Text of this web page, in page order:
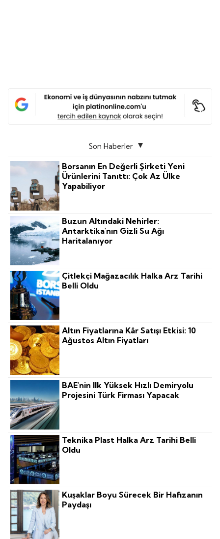
Son Haberler
Borsanın En Değerli Şirketi Yeni
Ürünlerini Tanıttı: Çok Az Ülke
Yapabiliyor
Buzun Altındaki Nehirler:
Antarktika'nın Gizli Su Ağı
Haritalanıyor
Çitlekçi Mağazacılık Halka Arz Tarihi
Belli Oldu
Altın Fiyatlarına Kâr Satışı Etkisi: 10
Ağustos Altın Fiyatları
BAE'nin Ilk Yüksek Hızlı Demiryolu
Projesini Türk Firması Yapacak
Teknika Plast Halka Arz Tarihi Belli
Oldu
Kuşaklar Boyu Sürecek Bir Hafızanın
Paydaşı